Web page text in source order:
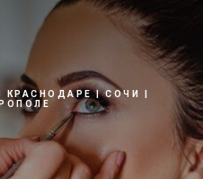
КРАСНОДАРЕ | СОЧИ |